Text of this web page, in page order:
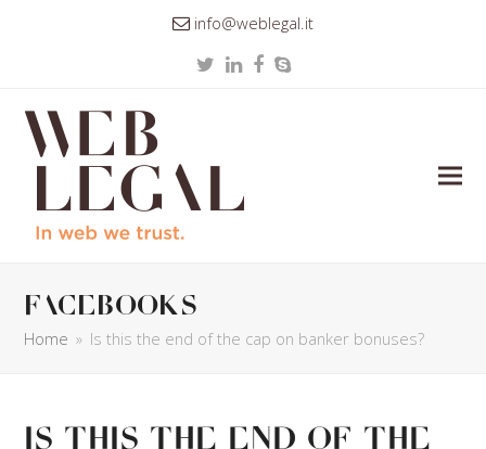
info@weblegal.it
TwitterLinkedIn
Facebook
Skype
facebooks
Home » Is this the end of the cap on banker bonuses?
Is this the end of the